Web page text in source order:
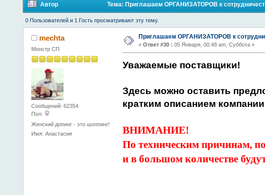
Автор Тема: Приглашаем ОРГАНИЗАТОРОВ к
0 Пользователей и 1 Гость просматривают эту тему.
mechta
Монстр СП
Сообщений: 62354
Пол:
Женский допинг - это шоппинг!
Имя: Анастасия
Приглашаем ОРГАНИЗАТОРОВ к
« Ответ #30 : 05 Января, 00:48 am, Суббота »
Уважаемые поставщики!
Здесь можно оставить
кратким описанием
ВНИМАНИЕ!
По техническим причинам,
и в большом количестве